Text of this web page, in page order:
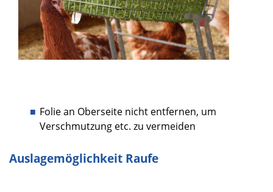
Folie an Oberseite nicht entfernen, um
Verschmutzung etc. zu vermeiden
Auslagemöglichkeit Raufe